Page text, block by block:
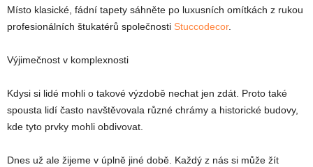
Místo klasické, fádní tapety sáhněte po luxusních omítkách z rukou
profesionálních štukatérů společnosti Stuccodecor.
Výjimečnost v komplexnosti
Kdysi si lidé mohli o takové výzdobě nechat jen zdát. Proto také
spousta lidí často navštěvovala různé chrámy a historické budovy,
kde tyto prvky mohli obdivovat.
Dnes už ale žijeme v úplně jiné době. Každý z nás si může žít